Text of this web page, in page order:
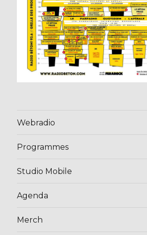
Webradio
Programmes
Studio Mobile
Agenda
Merch